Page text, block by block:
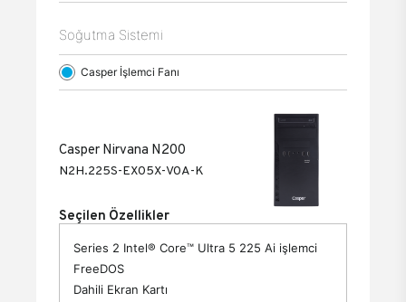
Soğutma Sistemi
Casper İşlemci Fanı
Casper Nirvana N200
N2H.225S-EX05X-V0A-K
Seçilen Özellikler
Series 2 Intel® Core™ Ultra 5 225 Ai işlemci
FreeDOS
Dahili Ekran Kartı